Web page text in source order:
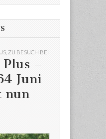
ZU BESUCH BEI
–
Juni
nun